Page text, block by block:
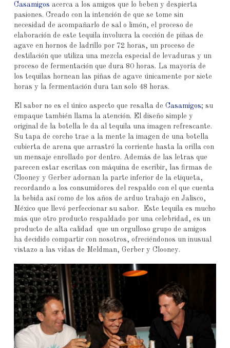
Casamigos acerca a los amigos que lo beben y despierta
pasiones. Creado con la intención de que se tome sin
necesidad de acompañarlo de sal o limón, el proceso de
elaboración de este tequila involucra la cocción de piñas de
agave en hornos de ladrillo por 72 horas, un proceso de
destilación que utiliza una mezcla especial de levaduras y un
proceso de fermentación que dura 80 horas. La mayoría de
los tequilas hornean las piñas de agave únicamente por siete
horas y la fermentación dura tan solo 48 horas.
El sabor no es el único aspecto que resalta de Casamigos; su
empaque también llama la atención. El diseño simple y
original de la botella le da al tequila una imagen refrescante.
Su tapa de corcho trae a la mente la imagen de una botella
cubierta de arena que arrastró la corriente hasta la orilla con
un mensaje enrollado por dentro. Además de las letras que
parecen estar escritas con máquina de escribir, las firmas de
Clooney y Gerber adornan la parte inferior de la etiqueta,
recordando a los consumidores del respaldo con el que cuenta
la bebida así como de los años de arduo trabajo en Jalisco,
México que llevó perfeccionar su sabor. Este tequila es mucho
más que otro producto respaldado por una celebridad, es un
producto de alta calidad que un orgulloso grupo de amigos
ha decidido compartir con nosotros, ofreciéndonos un inusual
vistazo a las vidas de Meldman, Gerber y Clooney.